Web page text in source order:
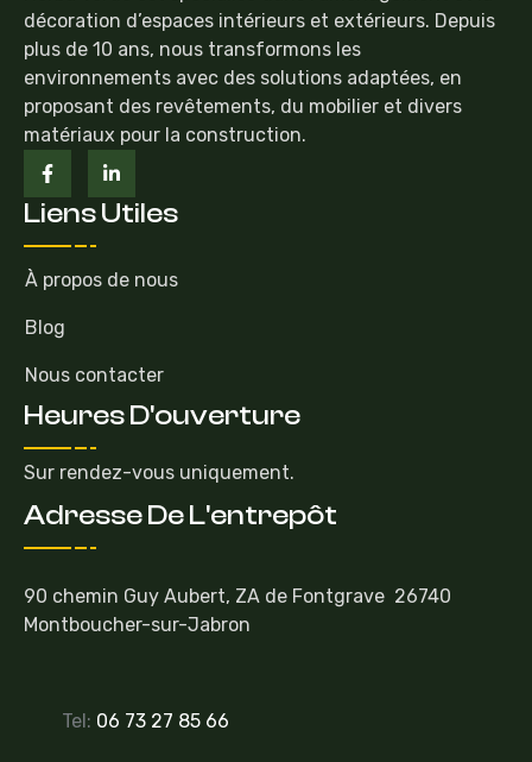
décoration d’espaces intérieurs et extérieurs. Depuis
plus de 10 ans, nous transformons les
environnements avec des solutions adaptées, en
proposant des revêtements, du mobilier et divers
matériaux pour la construction.
Liens Utiles
À propos de nous
Blog
Nous contacter
Heures D'ouverture
Sur rendez-vous uniquement.
Adresse De L'entrepôt
90 chemin Guy Aubert, ZA de Fontgrave 26740
Montboucher-sur-Jabron
Tel: 06 73 27 85 66